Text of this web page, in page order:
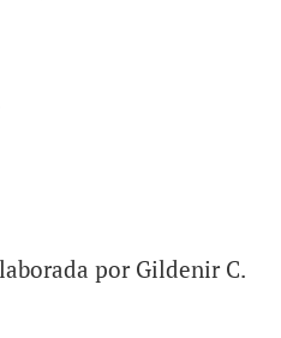
por Gildenir C.